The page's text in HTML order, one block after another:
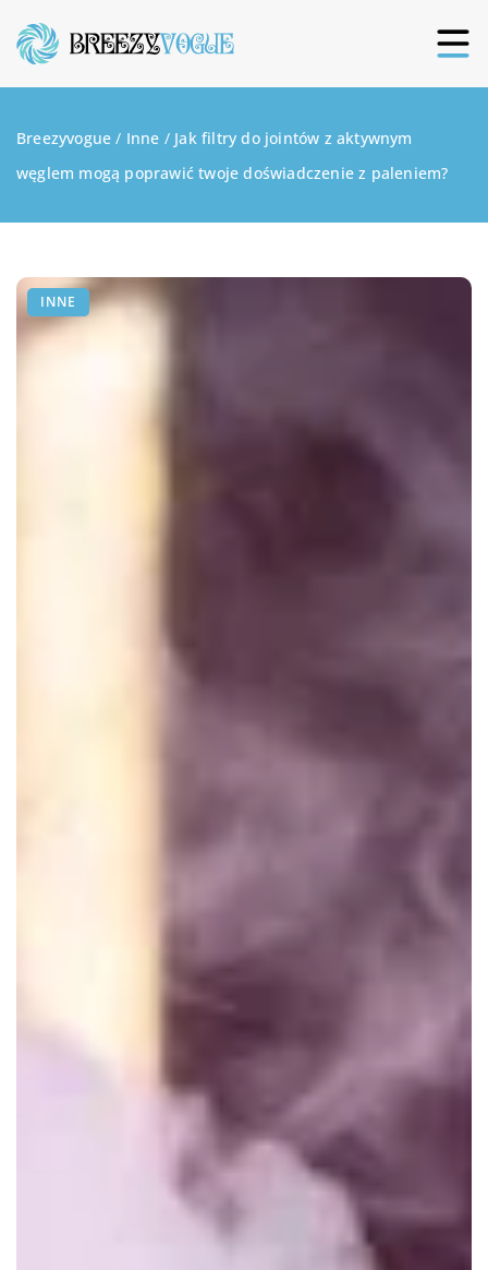
Breezyvogue / Inne / Jak filtry do jointów z aktywnym
węglem mogą poprawić twoje doświadczenie z paleniem?
INNE